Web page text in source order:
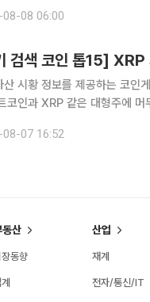
성 확보로 빠르게 넓어지고 있
08-08 06:00
산 시황 정보를 제공하는 코
코인과 XRP 같은 대형주에
래량은 14억4920만 달러에
08-07 16:52
동산
동향
산업
재계
전자/통신/IT